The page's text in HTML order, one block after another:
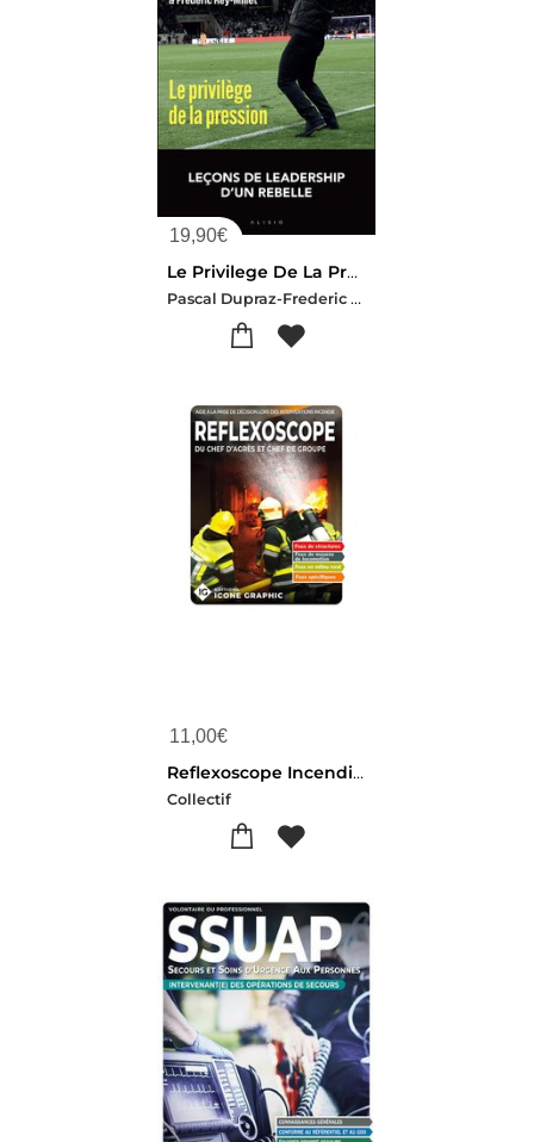
19,90€
Le Privilege De La Pression : 11 Lecons Pour Mener, Embarquer Et Bousculer Son Equipe
Pascal Dupraz-Frederic Rey-millet
11,00€
Reflexoscope Incendie Du Chef D'agres Au Chef De Groupe : Aide A La Prise De Decision Lors Des Interventions Incendie (5e Edition)
Collectif